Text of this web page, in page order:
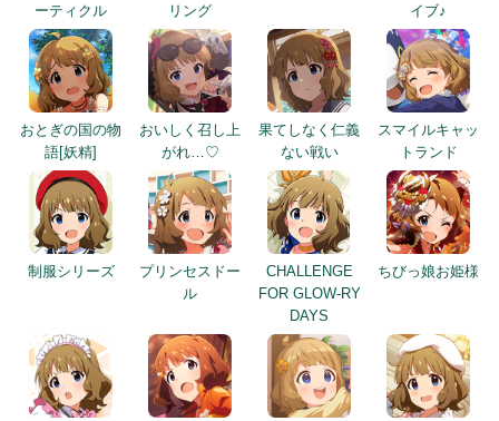
ーティクル
リング
イブ♪
おとぎの国の物
語[妖精]
おいしく召し上
がれ…♡
果てしなく仁義
ない戦い
スマイルキャッ
トランド
制服シリーズ
プリンセスドー
ル
CHALLENGE
FOR GLOW-RY
DAYS
ちびっ娘お姫様